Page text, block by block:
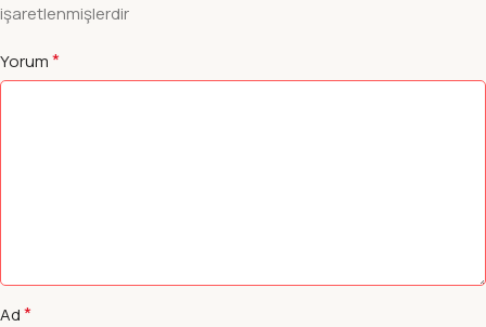
işaretlenmişlerdir
Yorum*
Ad*